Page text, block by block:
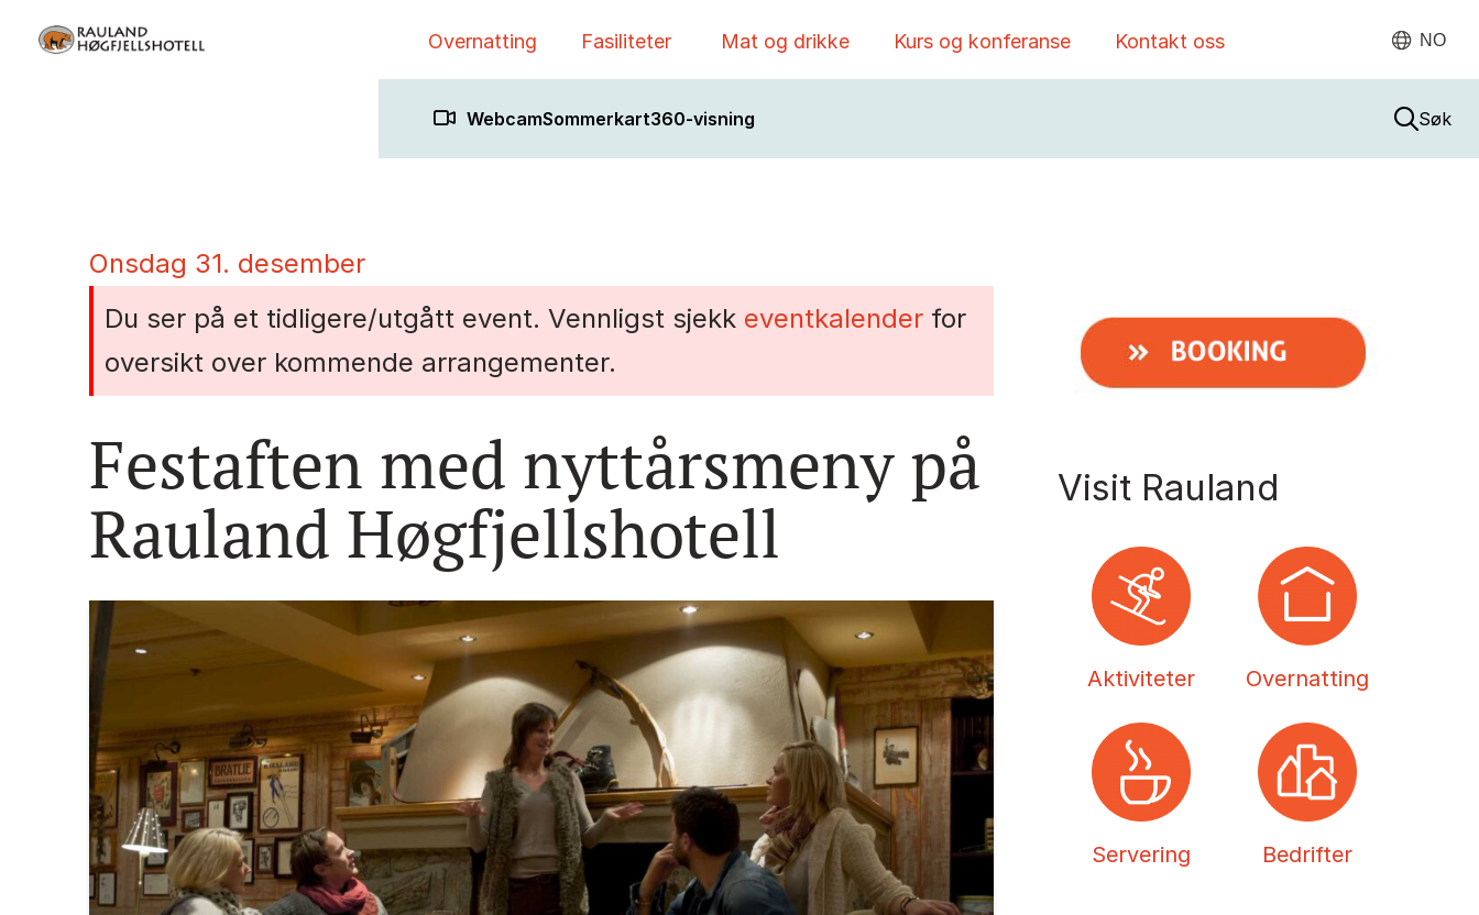
Overnatting Fasiliteter Mat og drikke Kurs og konferanse Kontakt oss NO
WebcamSommerkart360-visning Søk
onsdag 31. desember
Du ser på et tidligere/utgått event. Vennligst sjekk eventkalenderfor
oversikt over kommende arrangementer.
Festaften med nyttårsmeny på
Rauland Høgfjellshotell
Visit Rauland
Aktiviteter Overnatting
Servering Bedrifter